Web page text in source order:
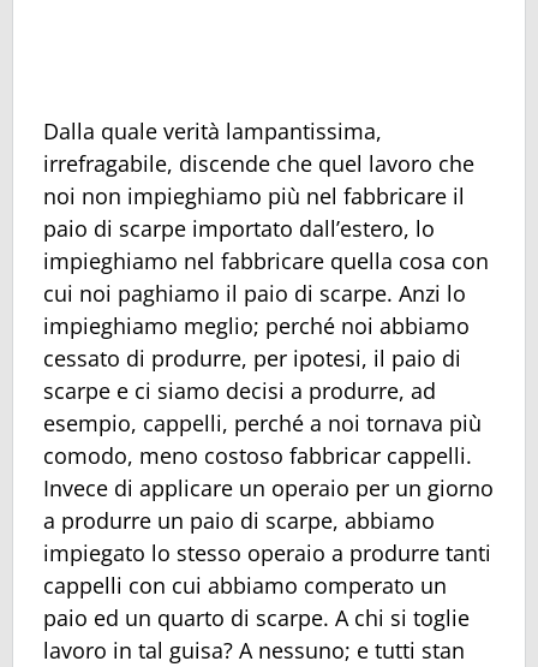
Dalla quale verità lampantissima,
irrefragabile, discende che quel lavoro che
noi non impieghiamo più nel fabbricare il
paio di scarpe importato dall’estero, lo
impieghiamo nel fabbricare quella cosa con
cui noi paghiamo il paio di scarpe. Anzi lo
impieghiamo meglio; perché noi abbiamo
cessato di produrre, per ipotesi, il paio di
scarpe e ci siamo decisi a produrre, ad
esempio, cappelli, perché a noi tornava più
comodo, meno costoso fabbricar cappelli.
Invece di applicare un operaio per un giorno
a produrre un paio di scarpe, abbiamo
impiegato lo stesso operaio a produrre tanti
cappelli con cui abbiamo comperato un
paio ed un quarto di scarpe. A chi si toglie
lavoro in tal guisa? A nessuno; e tutti stan